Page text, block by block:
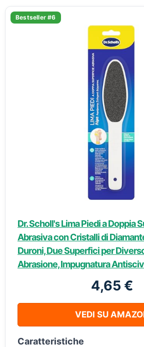
Bestseller #6
Dr. Scholl's Lima Piedi a Doppia
Abrasiva con Cristalli di
Duroni, Due Superfici per
Abrasione, Impugnatura
4,65 €
VEDI SU
Caratteristiche